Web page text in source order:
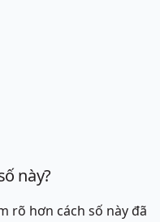
này?
rõ hơn cách số này đã